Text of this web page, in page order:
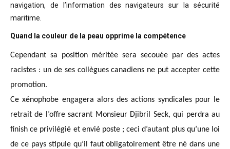
navigation, de l’information des navigateurs sur la sécurité
maritime.
Quand la couleur de la peau opprime la compétence
Cependant sa position méritée sera secouée par des actes
racistes : un de ses collègues canadiens ne put accepter cette
promotion.
Ce xénophobe engagera alors des actions syndicales pour le
retrait de l’offre sacrant Monsieur Djibril Seck, qui perdra au
finish ce privilégié et envié poste ; ceci d’autant plus qu’une loi
de ce pays stipule qu’il faut obligatoirement être né dans une